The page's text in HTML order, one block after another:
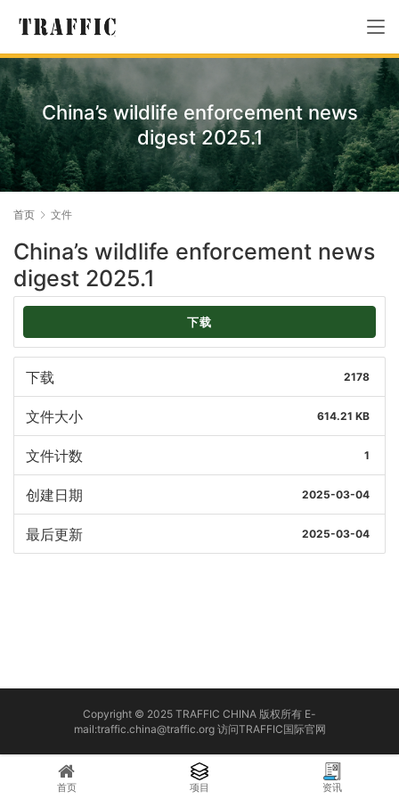
China’s wildlife enforcement news
digest 2025.1
首页 文件
China’s wildlife enforcement news
digest 2025.1
下载
下载 2178
文件大小 614.21 KB
文件计数 1
创建日期 2025-03-04
最后更新 2025-03-04
Copyright © 2025 TRAFFIC CHINA 版权所有 E-
mail:traffic.china@traffic.org 访问TRAFFIC国际官网
首页 项目 资讯